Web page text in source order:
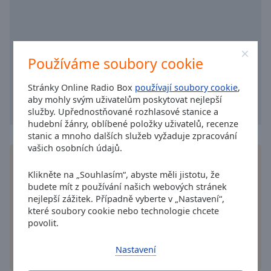
Používáme soubory cookie
Stránky Online Radio Box používají soubory cookie,
aby mohly svým uživatelům poskytovat nejlepší
služby. Upřednostňované rozhlasové stanice a
hudební žánry, oblíbené položky uživatelů, recenze
stanic a mnoho dalších služeb vyžaduje zpracování
vašich osobních údajů.
Klikněte na „Souhlasím“, abyste měli jistotu, že
budete mít z používání našich webových stránek
nejlepší zážitek. Případně vyberte v „Nastavení“,
které soubory cookie nebo technologie chcete
povolit.
Nastavení
Color
aplikaciOnline Radio Box a poslouchejte své
oblíbené rozhlasové stanice online – ať jste
kdekoliv!
jiné možnost